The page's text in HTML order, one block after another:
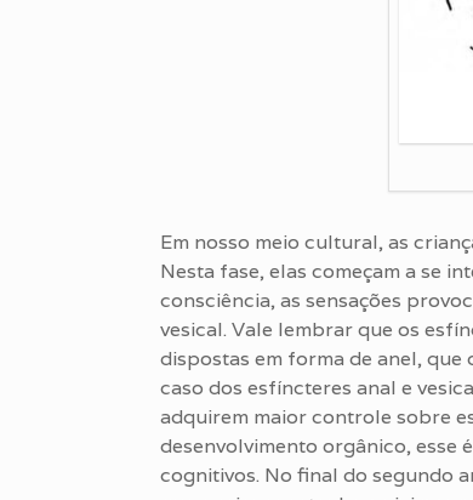
Em nosso meio cultural, as
Nesta fase, elas começam a se
consciência, as sensações
vesical. Vale lembrar que os
dispostas em forma de anel,
caso dos esfíncteres anal e
adquirem maior controle sobre
desenvolvimento orgânico, esse
cognitivos. No final do segundo